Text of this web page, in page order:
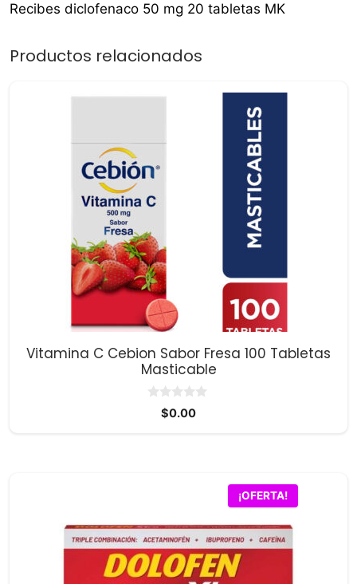
Recibes diclofenaco 50 mg 20 tabletas MK
Productos relacionados
Vitamina C Cebion Sabor Fresa 100 Tabletas
Masticable
$0.00
¡OFERTA!